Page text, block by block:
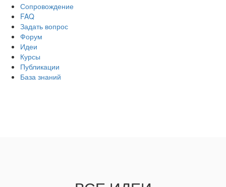
Сопровождение
FAQ
Задать вопрос
Форум
Идеи
Курсы
Публикации
База знаний